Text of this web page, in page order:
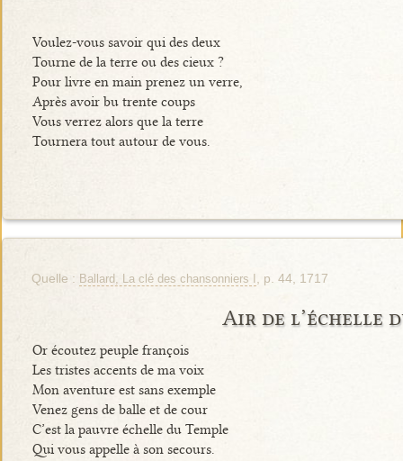
Voulez-vous savoir qui des deux
Tourne de la terre ou des cieux ?
Pour livre en main prenez un verre,
Après avoir bu trente coups
Vous verrez alors que la terre
Tournera tout autour de vous.
Quelle : Ballard, La clé des chansonniers I , p. 44, 1717
Air de l’échelle
Or écoutez peuple françois
Les tristes accents de ma voix
Mon aventure est sans exemple
Venez gens de balle et de cour
C’est la pauvre échelle du Temple
Qui vous appelle à son secours.